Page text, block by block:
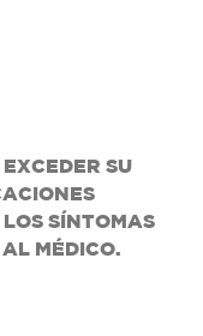
SU
SÍNTOMAS
MÉDICO.